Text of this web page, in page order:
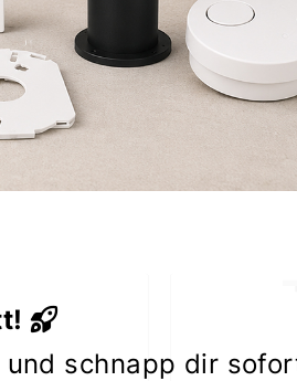
- Friedrich -
Alle Bewertungen anzeigen
auf ratedo.de
und schnapp dir